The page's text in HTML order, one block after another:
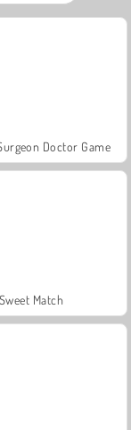
Doctor Game
Sweet Match